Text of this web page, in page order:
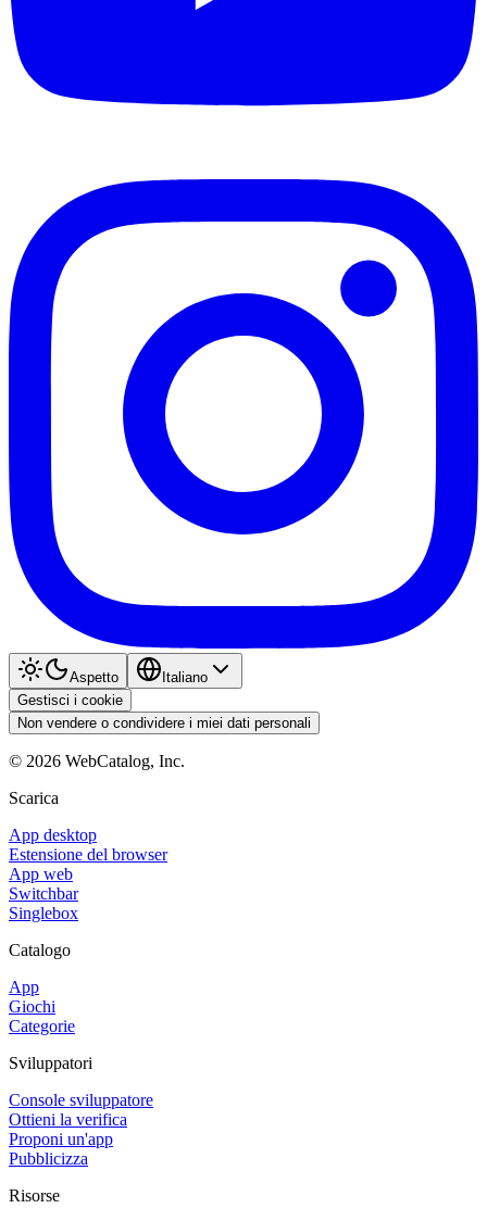
Aspetto
Italiano
Gestisci i cookie
Non vendere o condividere i miei dati personali
© 2026 WebCatalog, Inc.
Scarica
App desktop
Estensione del browser
App web
Switchbar
Singlebox
Catalogo
App
Giochi
Categorie
Sviluppatori
Console sviluppatore
Ottieni la verifica
Proponi un'app
Pubblicizza
Risorse